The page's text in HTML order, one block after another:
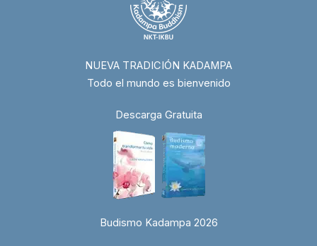
NUEVA TRADICIÓN KADAMPA
Todo el mundo es bienvenido
Descarga Gratuita
Budismo Kadampa 2026